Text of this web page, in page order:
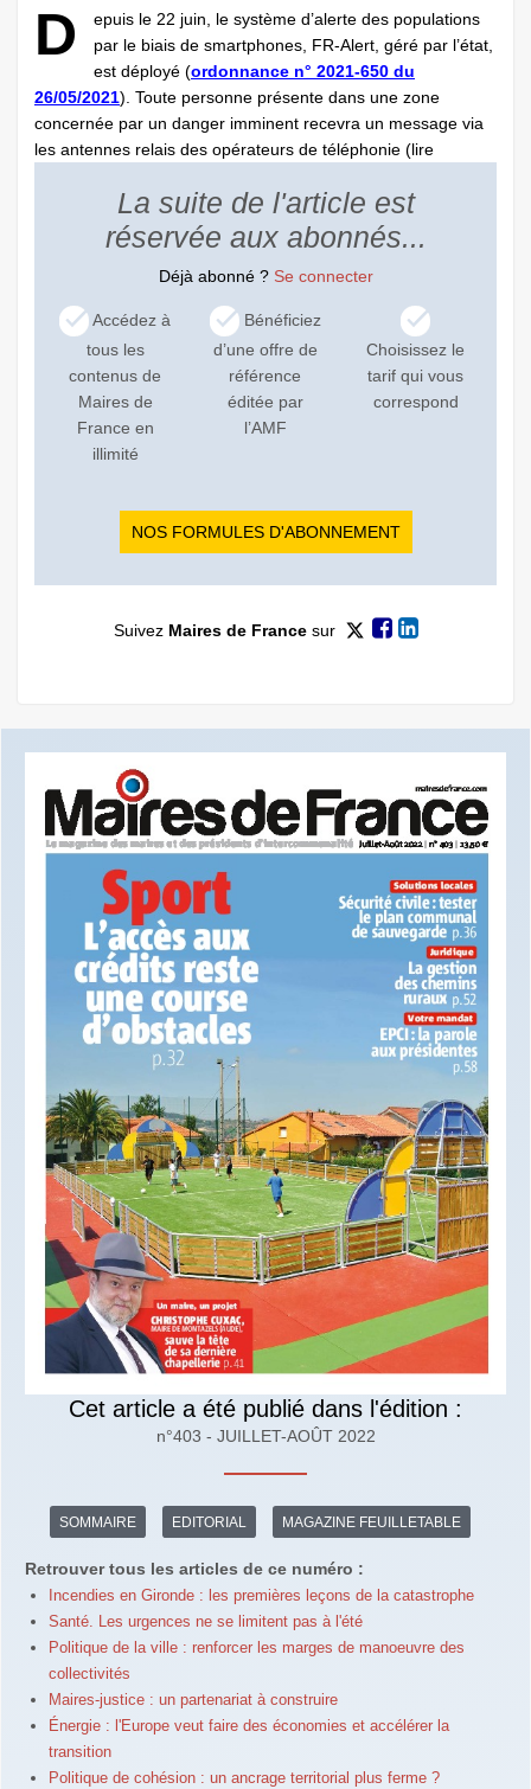
D
epuis le 22 juin, le système d’alerte des populations
par le biais de smartphones, FR-Alert, géré par l’état,
est déployé (ordonnance n° 2021-650 du
26/05/2021). Toute personne présente dans une zone
concernée par un danger imminent recevra un message via
les antennes relais des opérateurs de téléphonie (lire
La suite de l'article est
réservée aux abonnés...
Déjà abonné ? Se connecter
Accédez à
tous les
contenus de
Maires de
France en
illimité
Bénéficiez
d’une offre de
référence
éditée par
l’AMF
Choisissez le
tarif qui vous
correspond
NOS FORMULES D'ABONNEMENT
Suivez Maires de Francesur
Cet article a été publié dans l'édition :
n°403 - JUILLET-AOÛT 2022
SOMMAIRE EDITORIAL MAGAZINE FEUILLETABLE
Retrouver tous les articles de ce numéro :
Incendies en Gironde : les premières leçons de la catastrophe
Santé. Les urgences ne se limitent pas à l'été
Politique de la ville : renforcer les marges de manoeuvre des
collectivités
Maires-justice : un partenariat à construire
Énergie : l'Europe veut faire des économies et accélérer la
transition
Politique de cohésion : un ancrage territorial plus ferme ?